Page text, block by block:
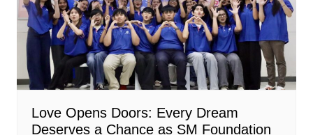
Love Opens Doors: Every Dream
Deserves a Chance as SM Foundation